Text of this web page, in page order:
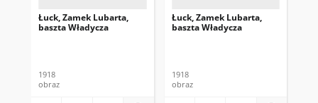
Łuck, Zamek Lubarta,
baszta Władycza
1918
obraz
Łuck, Zamek Lubarta,
baszta Władycza
1918
obraz